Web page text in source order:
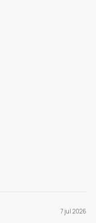
7 jul 2026